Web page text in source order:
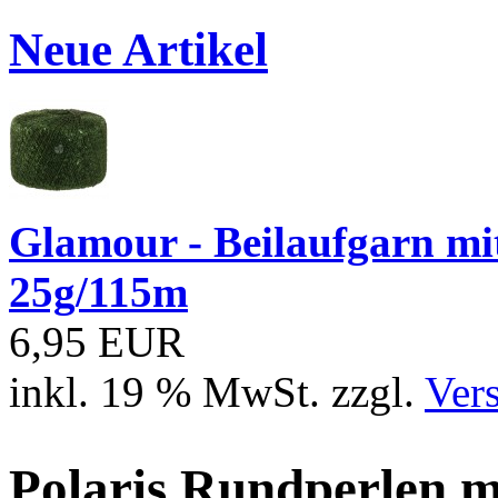
Neue Artikel
Glamour - Beilaufgarn
25g/115m
6,95 EUR
inkl. 19 % MwSt. zzgl.